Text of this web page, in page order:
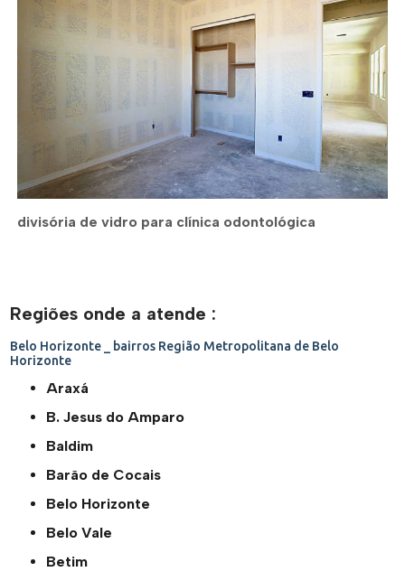
divisória de vidro para clínica odontológica
Regiões onde a atende :
Belo Horizonte _ bairros Região Metropolitana de Belo
Horizonte
Araxá
B. Jesus do Amparo
Baldim
Barão de Cocais
Belo Horizonte
Belo Vale
Betim